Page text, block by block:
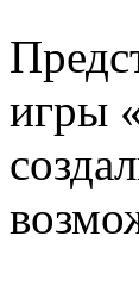
игры